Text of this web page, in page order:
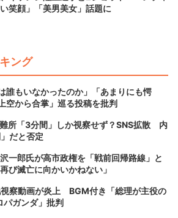
笑顔」「美男美女」話題に
ング
誰もいなかったのか」「あまりにも愕
から合掌」巡る投稿を批判
所「3分間」しか視察せず？SNS拡散 内
だと否定
一郎氏が高市政権を「戦前回帰路線」と
滅亡に向かいかねない」
察動画が炎上 BGM付き「総理が主役の
パガンダ」批判